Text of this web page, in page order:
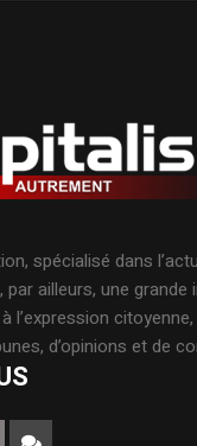
spécialisé dans
par ailleurs, une
l’expression
d’opinions et de